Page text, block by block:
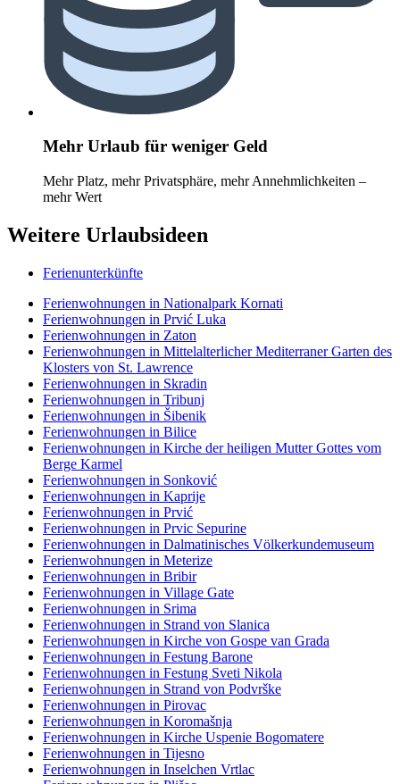
Mehr Urlaub für weniger Geld
Mehr Platz, mehr Privatsphäre, mehr Annehmlichkeiten –
mehr Wert
Weitere Urlaubsideen
Ferienunterkünfte
Ferienwohnungen in Nationalpark Kornati
Ferienwohnungen in Prvić Luka
Ferienwohnungen in Zaton
Ferienwohnungen in Mittelalterlicher Mediterraner Garten des
Klosters von St. Lawrence
Ferienwohnungen in Skradin
Ferienwohnungen in Tribunj
Ferienwohnungen in Šibenik
Ferienwohnungen in Bilice
Ferienwohnungen in Kirche der heiligen Mutter Gottes vom
Berge Karmel
Ferienwohnungen in Sonković
Ferienwohnungen in Kaprije
Ferienwohnungen in Prvić
Ferienwohnungen in Prvic Sepurine
Ferienwohnungen in Dalmatinisches Völkerkundemuseum
Ferienwohnungen in Meterize
Ferienwohnungen in Bribir
Ferienwohnungen in Village Gate
Ferienwohnungen in Srima
Ferienwohnungen in Strand von Slanica
Ferienwohnungen in Kirche von Gospe van Grada
Ferienwohnungen in Festung Barone
Ferienwohnungen in Festung Sveti Nikola
Ferienwohnungen in Strand von Podvrške
Ferienwohnungen in Pirovac
Ferienwohnungen in Koromašnja
Ferienwohnungen in Kirche Uspenie Bogomatere
Ferienwohnungen in Tijesno
Ferienwohnungen in Inselchen Vrtlac